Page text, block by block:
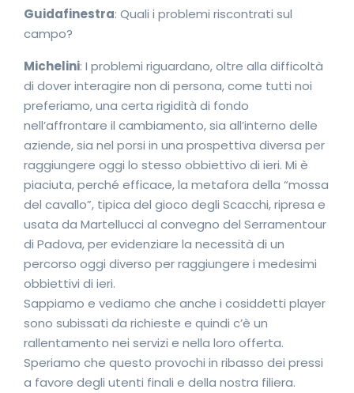
Guidafinestra: Quali i problemi riscontrati sul
campo?
Michelini: I problemi riguardano, oltre alla difficoltà
di dover interagire non di persona, come tutti noi
preferiamo, una certa rigidità di fondo
nell’affrontare il cambiamento, sia all’interno delle
aziende, sia nel porsi in una prospettiva diversa per
raggiungere oggi lo stesso obbiettivo di ieri. Mi è
piaciuta, perché efficace, la metafora della “mossa
del cavallo”, tipica del gioco degli Scacchi, ripresa e
usata da Martellucci al convegno del Serramentour
di Padova, per evidenziare la necessità di un
percorso oggi diverso per raggiungere i medesimi
obbiettivi di ieri.
Sappiamo e vediamo che anche i cosiddetti player
sono subissati da richieste e quindi c’è un
rallentamento nei servizi e nella loro offerta.
Speriamo che questo provochi in ribasso dei pressi
a favore degli utenti finali e della nostra filiera.